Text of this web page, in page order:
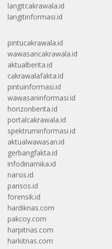
langitcakrawala.id
langitinformasi.id
pintucakrawala.id
wawasancakrawala.id
aktualberita.id
cakrawalafakta.id
pintuinformasi.id
wawasaninformasi.id
horizonberita.id
portalcakrawala.id
spektruminformasi.id
aktualwawasan.id
gerbangfakta.id
infodinamika.id
narsis.id
pansos.id
forensik.id
hardiknas.com
pakcoy.com
harpitnas.com
harkitnas.com